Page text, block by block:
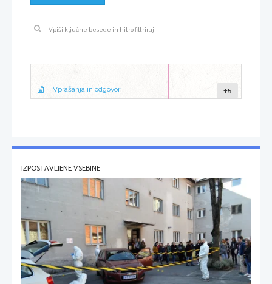
Vprašanja in odgovori +5
IZPOSTAVLJENE VSEBINE